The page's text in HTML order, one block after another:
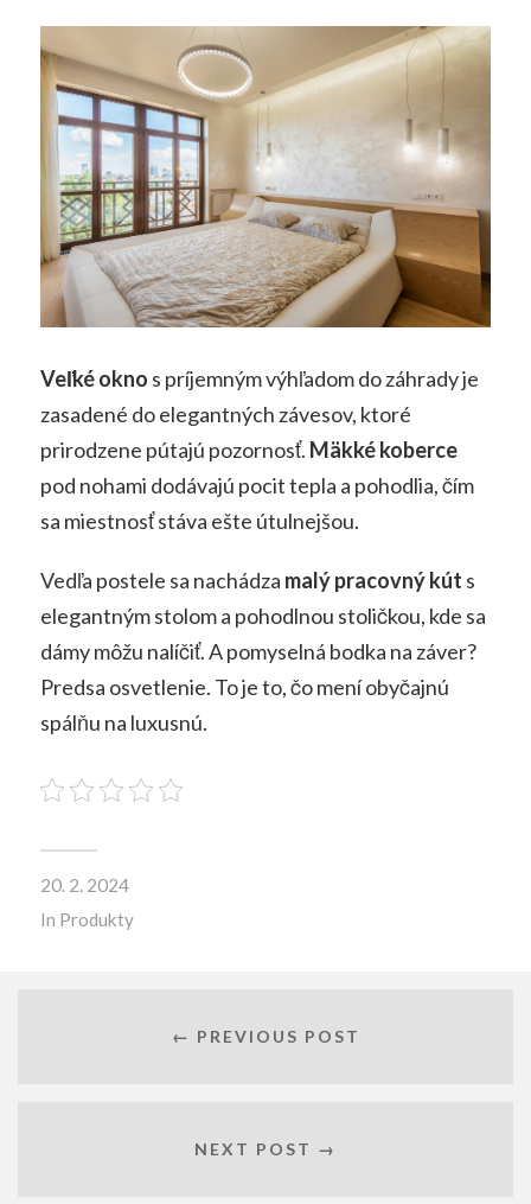
Veľké okno s príjemným výhľadom do záhrady je
zasadené do elegantných závesov, ktoré
prirodzene pútajú pozornosť. Mäkké koberce
pod nohami dodávajú pocit tepla a pohodlia, čím
sa miestnosť stáva ešte útulnejšou.
Vedľa postele sa nachádza malý pracovný kút s
elegantným stolom a pohodlnou stoličkou, kde sa
dámy môžu nalíčiť.A pomyselná bodka na záver?
Predsa osvetlenie. To je to, čo mení obyčajnú
spálňu na luxusnú.
20. 2. 2024
In Produkty
← PREVIOUS POST
NEXT POST →